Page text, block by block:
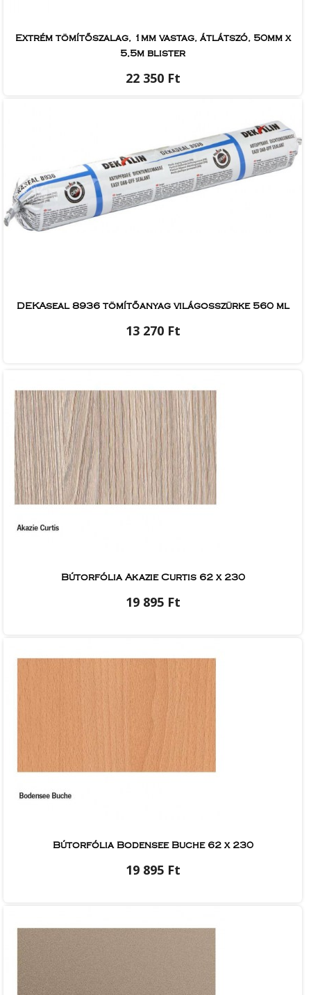
Extrém tömítőszalag, 1mm vastag, átlátszó, 50mm x
5,5m blister
22 350 Ft
DEKAseal 8936 tömítőanyag világosszürke 560 ml
13 270 Ft
Bútorfólia Akazie Curtis 62 x 230
19 895 Ft
Bútorfólia Bodensee Buche 62 x 230
19 895 Ft